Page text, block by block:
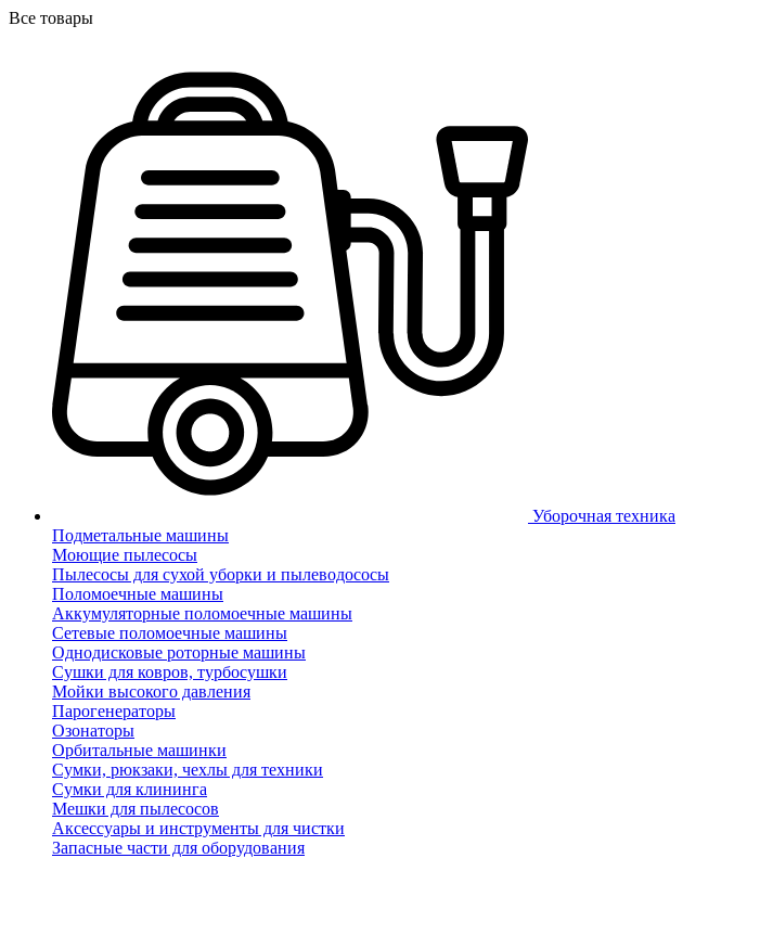
Все товары
Уборочная техника
Подметальные машины
Моющие пылесосы
Пылесосы для сухой уборки и пылеводососы
Поломоечные машины
Аккумуляторные поломоечные машины
Сетевые поломоечные машины
Однодисковые роторные машины
Сушки для ковров, турбосушки
Мойки высокого давления
Парогенераторы
Озонаторы
Орбитальные машинки
Сумки, рюкзаки, чехлы для техники
Сумки для клининга
Мешки для пылесосов
Аксессуары и инструменты для чистки
Запасные части для оборудования